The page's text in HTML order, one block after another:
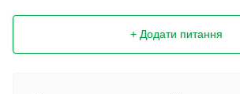
+ Додати питання